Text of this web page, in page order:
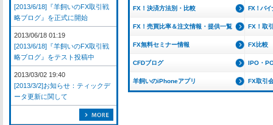
FX！決済方法別・比較 FX！バイ
FX！売買比率＆注文情報・提供一覧 FX！取
FX無料セミナー情報 FX比較
CFDブログ IPO・
羊飼いのiPhoneアプリ FX取引
[2013/6/18]『羊飼いのFX取引戦
略ブログ』を正式に開始
2013/06/18 01:19
[2013/6/18]『羊飼いのFX取引戦
略ブログ』をテスト投稿中
2013/03/02 19:40
[2013/3/2]お知らせ：ティックデ
ータ更新に関して